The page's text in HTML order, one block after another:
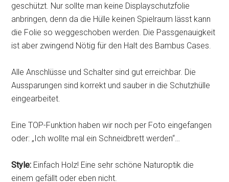
geschützt. Nur sollte man keine Displayschutzfolie
anbringen, denn da die Hülle keinen Spielraum lässt kann
die Folie so weggeschoben werden. Die Passgenauigkeit
ist aber zwingend Nötig für den Halt des Bambus Cases.
Alle Anschlüsse und Schalter sind gut erreichbar. Die
Aussparungen sind korrekt und sauber in die Schutzhülle
eingearbeitet.
Eine TOP-Funktion haben wir noch per Foto eingefangen
oder: „Ich wollte mal ein Schneidbrett werden“…
Style: Einfach Holz! Eine sehr schöne Naturoptik die
einem gefällt oder eben nicht.